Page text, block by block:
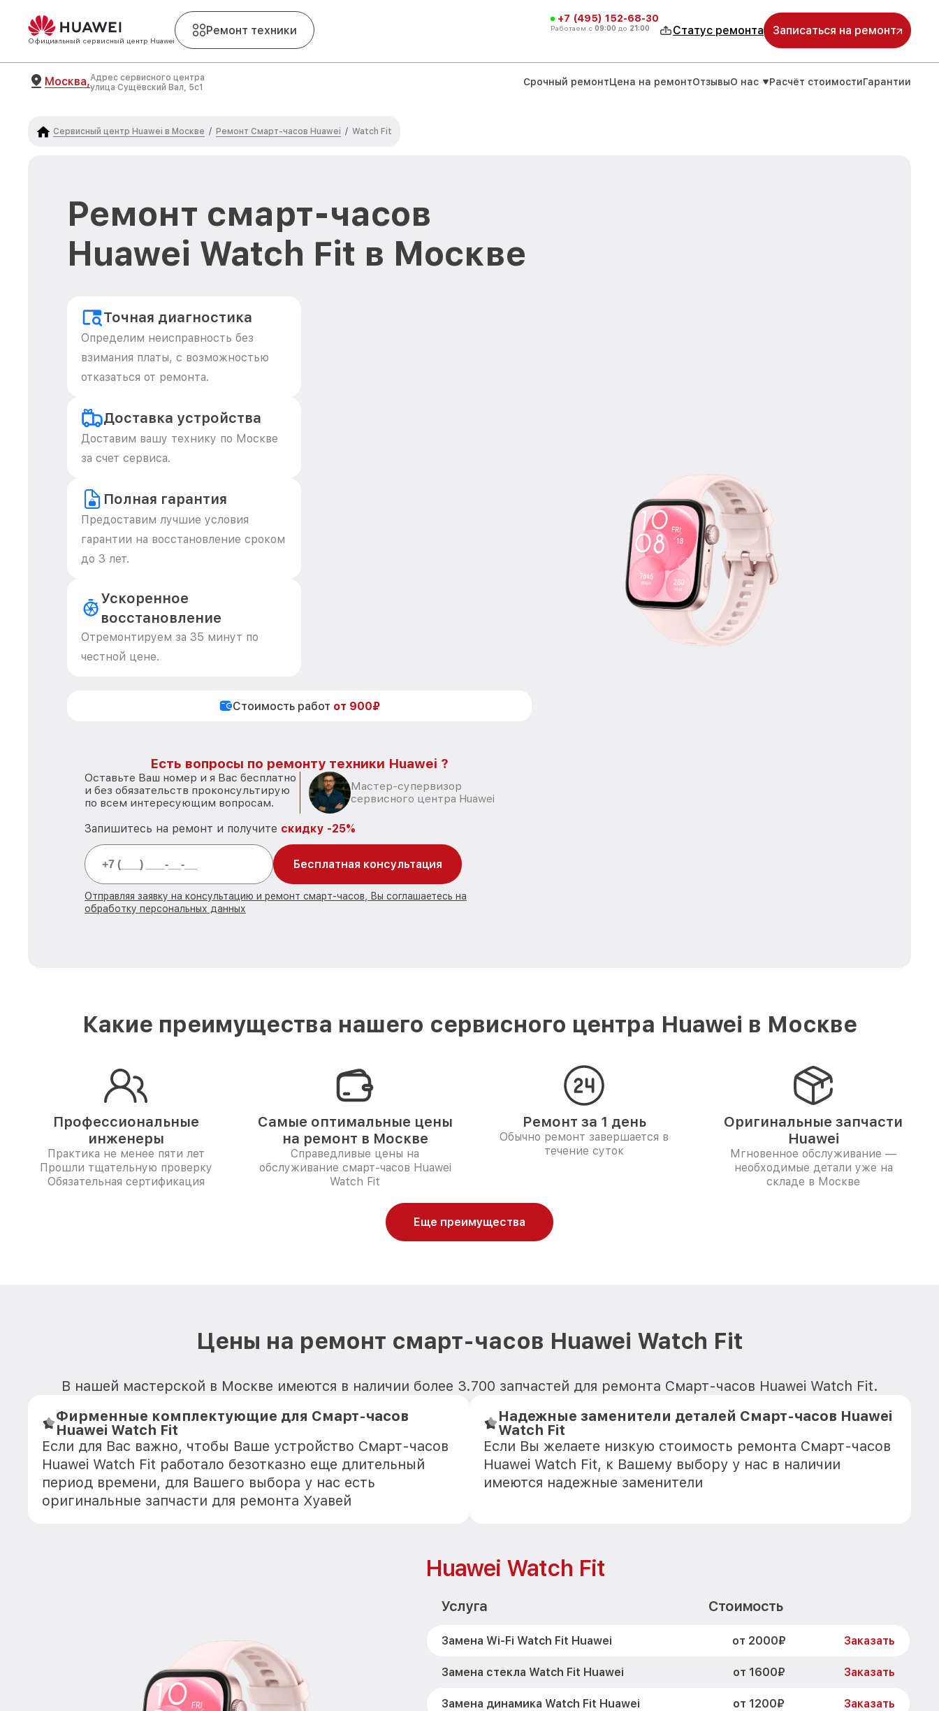
Официальный сервисный центр Huawei
Ремонт техники
+7 (495) 152-68-30
Работаем с 09:00 до 21:00 Статус ремонта Записаться на ремонт
Москва,Адрес сервисного центра
улица Сущёвский Вал, 5с1
Срочный ремонтЦена на ремонтОтзывыО нас Расчёт стоимостиГарантии
Сервисный центр Huawei в Москве / Ремонт Смарт-часов Huawei / Watch Fit
Ремонт смарт-часов
Huawei Watch Fit в Москве
Точная диагностика
Определим неисправность без
взимания платы, с возможностью
отказаться от ремонта.
Доставка устройства
Доставим вашу технику по Москве
за счет сервиса.
Полная гарантия
Предоставим лучшие условия
гарантии на восстановление сроком
до 3 лет.
Ускоренное
восстановление
Отремонтируем за 35 минут по
честной цене.
Стоимость работ от 900₽
Есть вопросы по ремонту техники Huawei ?
Оставьте Ваш номер и я Вас бесплатно
и без обязательств проконсультирую
по всем интересующим вопросам.
Мастер-супервизор
сервисного центра Huawei
Запишитесь на ремонт и получите скидку -25%
Бесплатная консультация
Отправляя заявку на консультацию и ремонт смарт-часов, Вы соглашаетесь на
обработку персональных данных
Какие преимущества нашего сервисного центра Huawei в Москве
Профессиональные
инженеры
Практика не менее пяти лет
Прошли тщательную проверку
Обязательная сертификация
Самые оптимальные цены
на ремонт в Москве
Справедливые цены на
обслуживание смарт-часов Huawei
Watch Fit
Ремонт за 1 день
Обычно ремонт завершается в
течение суток
Оригинальные запчасти
Huawei
Мгновенное обслуживание —
необходимые детали уже на
складе в Москве
Еще преимущества
Цены на ремонт смарт-часов Huawei Watch Fit
В нашей мастерской в Москве имеются в наличии более 3.700 запчастей для ремонта Смарт-часов Huawei Watch Fit.
Фирменные комплектующие для Смарт-часов
Huawei Watch Fit
Если для Вас важно, чтобы Ваше устройство Смарт-часов
Huawei Watch Fit работало безотказно еще длительный
период времени, для Вашего выбора у нас есть
оригинальные запчасти для ремонта Хуавей
Надежные заменители деталей Смарт-часов Huawei
Watch Fit
Если Вы желаете низкую стоимость ремонта Смарт-часов
Huawei Watch Fit, к Вашему выбору у нас в наличии
имеются надежные заменители
Huawei Watch Fit
Услуга Стоимость
Замена Wi-Fi Watch Fit Huawei от 2000₽ Заказать
Замена стекла Watch Fit Huawei от 1600₽ Заказать
Замена динамика Watch Fit Huawei от 1200₽ Заказать